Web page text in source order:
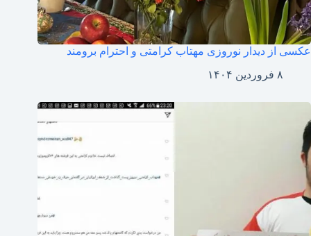
عکسی از دیدار نوروزی مهتاب کرامتی و احترام بر‌ومند
۸ فروردین ۱۴۰۴